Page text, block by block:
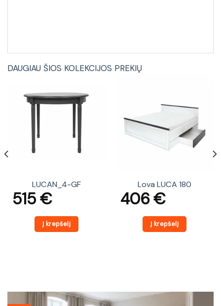
DAUGIAU ŠIOS KOLEKCIJOS PREKIŲ
LUCAN_4-GF
515€
Į krepšelį
Lova LUCA 180
406€
Į krepšelį